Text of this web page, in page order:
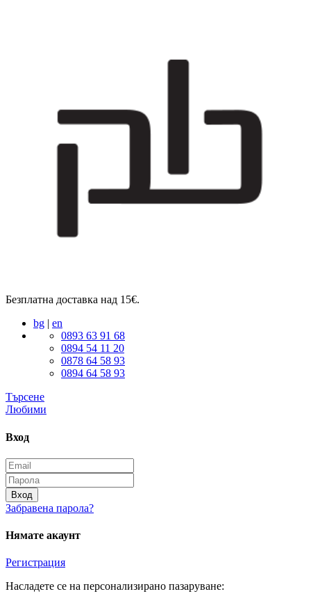
Безплатна доставка над 15€.
bg | en
0893 63 91 68
0894 54 11 20
0878 64 58 93
0894 64 58 93
Търсене
Любими
Вход
Вход
Забравена парола?
Нямате акаунт
Регистрация
Насладете се на персонализирано пазаруване: